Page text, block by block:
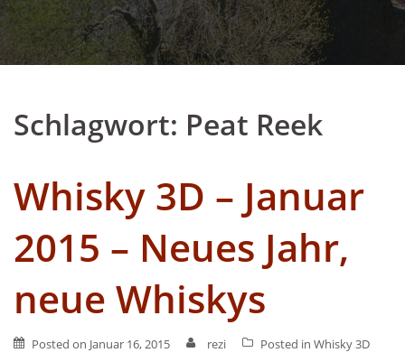
Schlagwort: Peat Reek
Whisky 3D – Januar
2015 – Neues Jahr,
neue Whiskys
Posted on Januar 16, 2015 rezi Posted in Whisky 3D